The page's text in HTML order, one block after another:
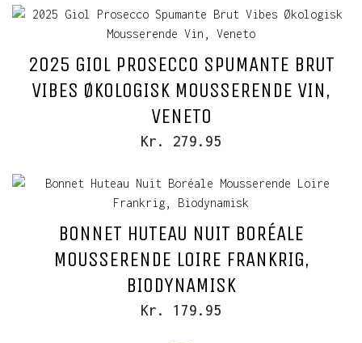
2025 GIOL PROSECCO SPUMANTE BRUT
VIBES ØKOLOGISK MOUSSERENDE VIN,
VENETO
Kr. 279.95
BONNET HUTEAU NUIT BORÉALE
MOUSSERENDE LOIRE FRANKRIG,
BIODYNAMISK
Kr. 179.95